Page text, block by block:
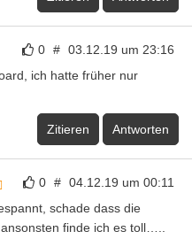
0 # 03.12.19 um 23:16
ich hatte früher nur
Zitieren Antworten
0 # 04.12.19 um 00:11
schade dass die
finde ich es toll…..